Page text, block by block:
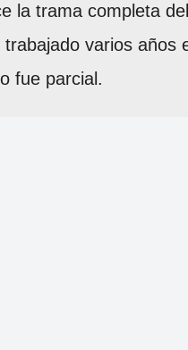
la trama completa
varios años
fue parcial.